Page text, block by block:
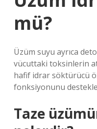
mü?
Üzüm suyu ayrıca
vücuttaki toksinlerin
hafif idrar söktürücü
fonksiyonunu
Taze